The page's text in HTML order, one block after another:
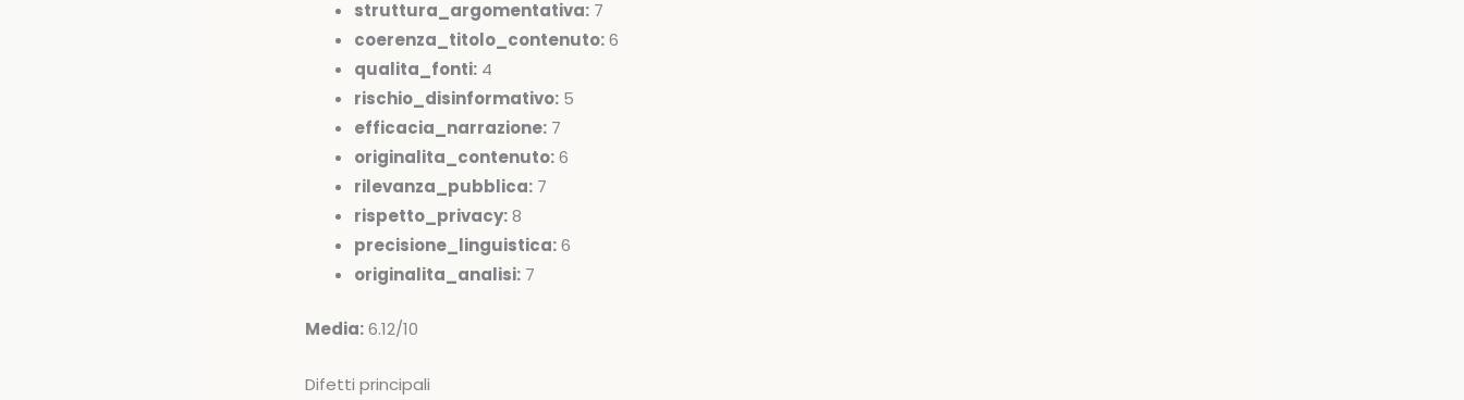
struttura_argomentativa: 7
coerenza_titolo_contenuto:6
qualita_fonti: 4
rischio_disinformativo: 5
efficacia_narrazione: 7
originalita_contenuto:6
rilevanza_pubblica: 7
rispetto_privacy:8
precisione_linguistica:6
originalita_analisi: 7
Media:6.12/10
Difetti principali